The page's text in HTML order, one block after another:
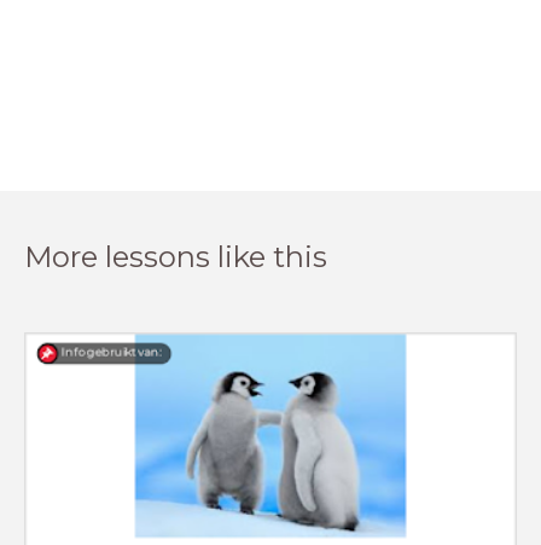
More lessons like this